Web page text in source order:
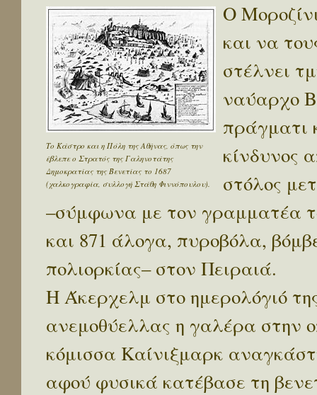
Το Κάστρο και η Πόλη της Αθήνας, όπως την
έβλεπε ο Στρατός της Γαληνοτάτης
Δημοκρατίας της Βενετίας το 1687
(χαλκογραφία, συλλογή Στάθη Φιννόπουλου).
Ο
και να
στέλνει
ναύαρχο
πράγματι
κίνδυνος
στόλος
–σύμφωνα με τον γραμματέα
και 871 άλογα, πυροβόλα,
πολιορκίας– στον Πειραιά.
Η Άκερχελμ στο ημερολόγιό
ανεμοθύελλας η γαλέρα στην
κόμισσα Καίνιξμαρκ
αφού φυσικά κατέβασε τη